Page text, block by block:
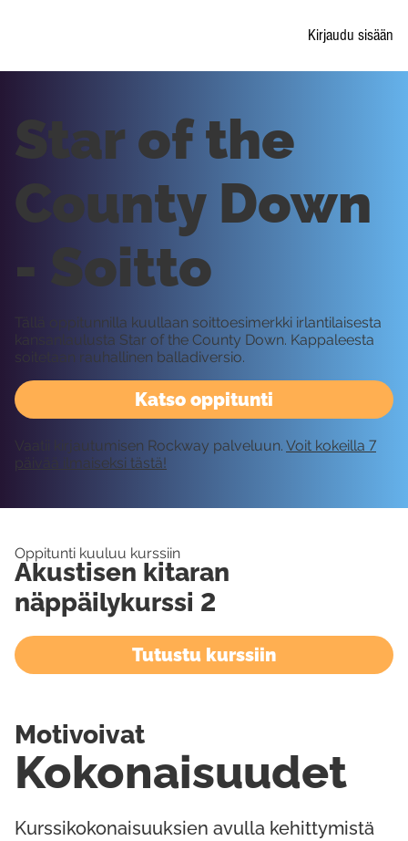
Kirjaudu sisään
Katso oppitunti
Star of the
County Down
- Soitto
Tällä oppitunnilla kuullaan soittoesimerkki irlantilaisesta
kansanlaulusta Star of the County Down. Kappaleesta
soitetaan rauhallinen balladiversio.
Vaatii kirjautumisen Rockway palveluun. Voit kokeilla 7
päivää ilmaiseksi tästä!
Oppitunti kuuluu kurssiin
Akustisen kitaran
näppäilykurssi 2
Tutustu kurssiin
Kurssikokonaisuuksien avulla kehittymistä
Kokonaisuudet
Motivoivat